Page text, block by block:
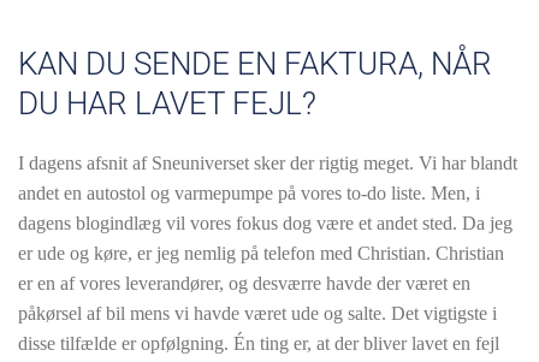
KAN DU SENDE EN FAKTURA, NÅR
DU HAR LAVET FEJL?
I dagens afsnit af Sneuniverset sker der rigtig meget. Vi har blandt
andet en autostol og varmepumpe på vores to-do liste. Men, i
dagens blogindlæg vil vores fokus dog være et andet sted. Da jeg
er ude og køre, er jeg nemlig på telefon med Christian. Christian
er en af vores leverandører, og desværre havde der været en
påkørsel af bil mens vi havde været ude og salte. Det vigtigste i
disse tilfælde er opfølgning. Én ting er, at der bliver lavet en fejl